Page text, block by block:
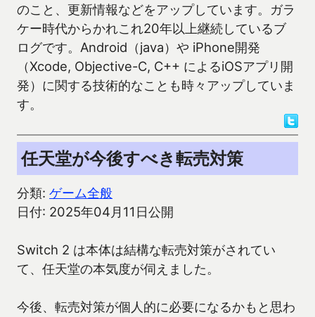
のこと、更新情報などをアップしています。ガラ
ケー時代からかれこれ20年以上継続しているブ
ログです。Android（java）や iPhone開発
（Xcode, Objective-C, C++ によるiOSアプリ開
発）に関する技術的なことも時々アップしていま
す。
任天堂が今後すべき転売対策
分類: ゲーム全般
日付: 2025年04月11日公開
Switch 2 は本体は結構な転売対策がされてい
て、任天堂の本気度が伺えました。
今後、転売対策が個人的に必要になるかもと思わ